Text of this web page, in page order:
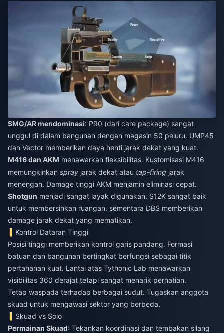
SMG/AR mendominasi: P90 (dari care package) sangat
unggul di dalam bangunan dengan magasin 50 peluru. UMP45
dan Vector memberikan daya henti jarak dekat yang kuat.
M416 dan AKM menawarkan fleksibilitas. Kustomisasi M416
memungkinkan spray jarak dekat atau tap-firing jarak
menengah. Damage tinggi AKM menjamin eliminasi cepat.
Shotgun menjadi sangat layak digunakan. S12K sangat baik
untuk membersihkan ruangan, sementara DBS memberikan
damage jarak dekat yang mematikan.
Kontrol Dataran Tinggi
Posisi tinggi memberikan kontrol garis pandang. Formasi
batuan dan bangunan bertingkat berfungsi sebagai titik
pertahanan kuat. Lantai atas Tythonic Lab menawarkan
visibilitas 360 derajat tetapi sangat menarik perhatian.
Tetap waspada terhadap berbagai sudut. Tugaskan anggota
skuad untuk mengawasi sektor yang berbeda.
Skuad vs Solo
Permainan Skuad: Tekankan koordinasi dan tembakan silang